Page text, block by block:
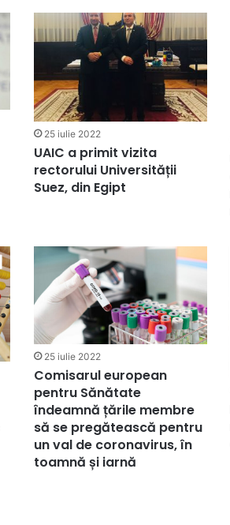
25 iulie 2022
UAIC a primit vizita
rectorului Universității
Suez, din Egipt
25 iulie 2022
Comisarul european
pentru Sănătate
îndeamnă țările membre
să se pregătească pentru
un val de coronavirus, în
toamnă și iarnă